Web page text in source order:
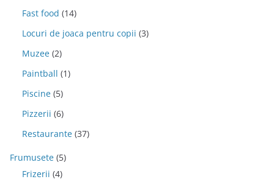
Fast food (14)
Locuri de joaca pentru copii (3)
Muzee (2)
Paintball (1)
Piscine (5)
Pizzerii (6)
Restaurante (37)
Frumusete (5)
Frizerii (4)